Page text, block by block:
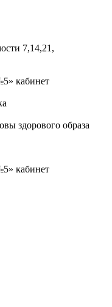
7,14,21,
кабинет
здорового образа
кабинет